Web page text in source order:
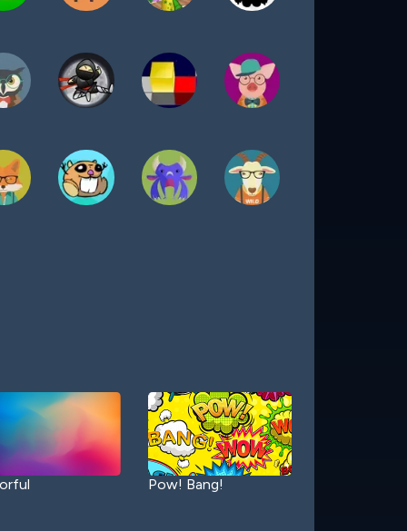
Pow! Bang!